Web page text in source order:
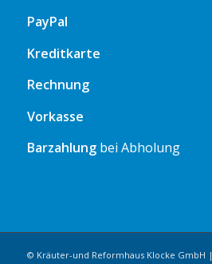
PayPal
Kreditkarte
Rechnung
Vorkasse
Barzahlungbei Abholung
© Kräuter-und Reformhaus Klocke GmbH |